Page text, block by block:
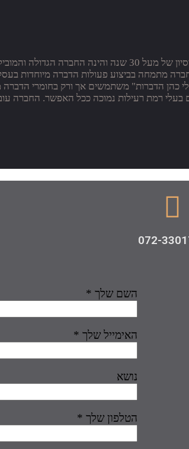
חברת "אלי כהן הדברות" בעלת ניסיון של מעל 30
מתמחה בביצוע פעולות הדברה מיוחדות בעסקי
כהן הדברות" משתמשים אך ורק בחומרי הדברה
בעלי רמת רעילות נמוכה ככל האפשר. החברה
072-
השם שלך *
האימייל שלך *
נושא
הטלפון שלך *